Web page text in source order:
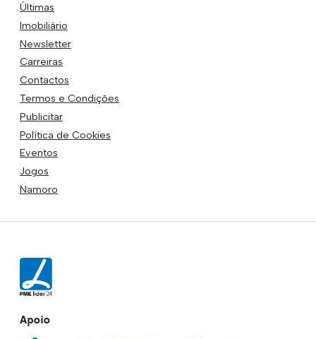
Últimas
Imobiliário
Newsletter
Carreiras
Contactos
Termos e Condições
Publicitar
Política de Cookies
Eventos
Jogos
Namoro
Apoio